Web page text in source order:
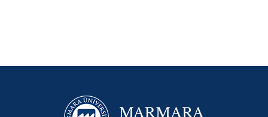
Proje Tabanlı Uluslararası Değişim Programı Başvuru Süresi